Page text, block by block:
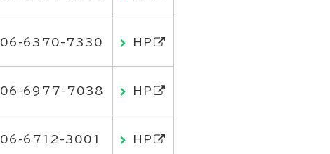
06-6370-7330 HP
06-6977-7038 HP
06-6712-3001 HP